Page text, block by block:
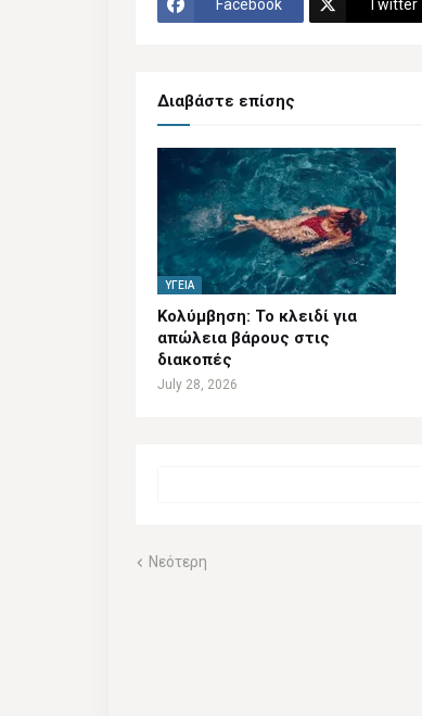
Facebook Twitter
Διαβάστε επίσης
ΥΓΕΊΑ
Κολύμβηση: Το κλειδί για
απώλεια βάρους στις
διακοπές
July 28, 2026
Νεότερη